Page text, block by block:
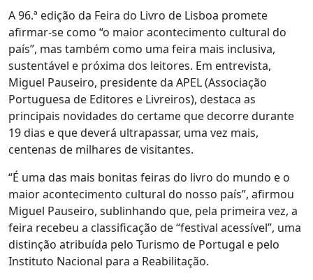
A 96.ª edição da Feira do Livro de Lisboa promete
afirmar-se como “o maior acontecimento cultural do
país”, mas também como uma feira mais inclusiva,
sustentável e próxima dos leitores. Em entrevista,
Miguel Pauseiro, presidente da APEL (Associação
Portuguesa de Editores e Livreiros), destaca as
principais novidades do certame que decorre durante
19 dias e que deverá ultrapassar, uma vez mais,
centenas de milhares de visitantes.
“É uma das mais bonitas feiras do livro do mundo e o
maior acontecimento cultural do nosso país”, afirmou
Miguel Pauseiro, sublinhando que, pela primeira vez, a
feira recebeu a classificação de “festival acessível”, uma
distinção atribuída pelo Turismo de Portugal e pelo
Instituto Nacional para a Reabilitação.